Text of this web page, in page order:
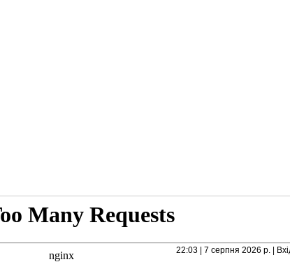
22:03 | 7 серпня 2026 р. |